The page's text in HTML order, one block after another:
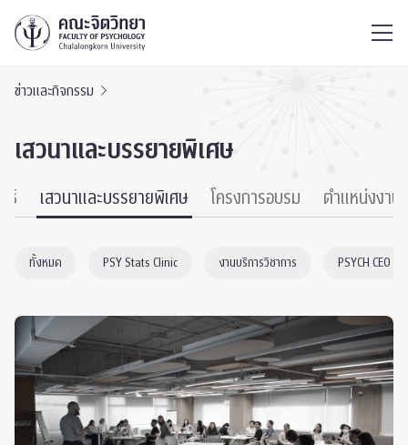
ข่าวและกิจกรรม
เสวนาและบรรยายพิเศษ
ธ์ เสวนาและบรรยายพิเศษ โครงการอบรม ตำแหน่งงาน
ทั้งหมด PSY Stats Clinic งานบริการวิชาการ PSYCH CEO